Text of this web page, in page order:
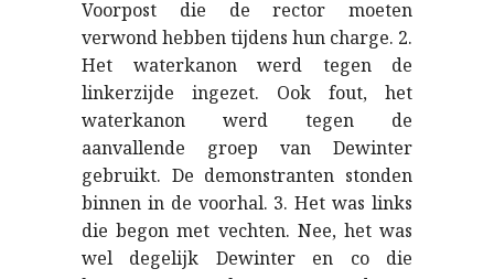
Voorpost die de rector moeten
verwond hebben tijdens hun charge. 2.
Het waterkanon werd tegen de
linkerzijde ingezet. Ook fout, het
waterkanon werd tegen de
aanvallende groep van Dewinter
gebruikt. De demonstranten stonden
binnen in de voorhal. 3. Het was links
die begon met vechten. Nee, het was
wel degelijk Dewinter en co die